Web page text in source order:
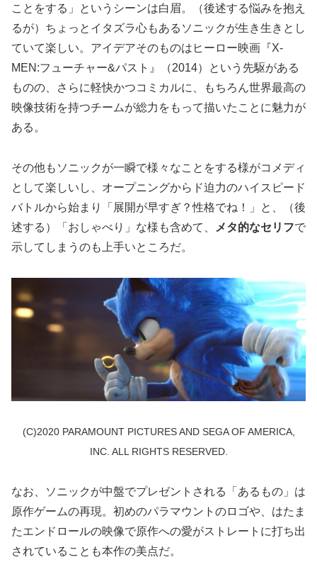
ことをする」というシーンは白眉。（後述する悩みを抱え
るが）ちょっとイタズラ心もあるソニックが生き生きとし
ていて楽しい。アイデアそのものはヒーロー映画『X-
MEN:フューチャー&パスト』（2014）という先駆がある
ものの、さらに軽快かつコミカルに、もちろん世界最高の
映像技術を持つチームが総力をもって描いたことに魅力が
ある。
その他もソニックが一瞬で様々なことをする様がコメディ
として楽しいし、オープニングからド迫力のハイスピード
バトルから始まり「展開が早すぎ？性格でね！」と、（後
述する）「おしゃべり」な様も含めて、
メタ的なセリフで
示してしまうのも上手いところだ。
(C)2020 PARAMOUNT PICTURES AND SEGA OF AMERICA,
INC. ALL RIGHTS RESERVED.
なお、ソニックが中盤でプレゼントされる「あるもの」は
原作ゲームの再現。初めのパラマウントのロゴや、はたま
たエンドロールの映像で原作への愛がストレートに打ち出
されていることも本作の美点だ。